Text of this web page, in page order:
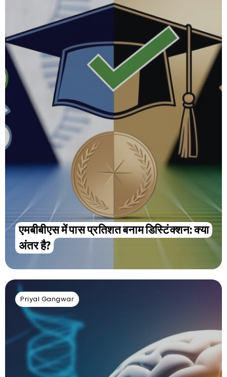
एमबीबीएस में पास प्रतिशत बनाम डिस्टिंक्शन: क्या
अंतर है?
Priyal Gangwar